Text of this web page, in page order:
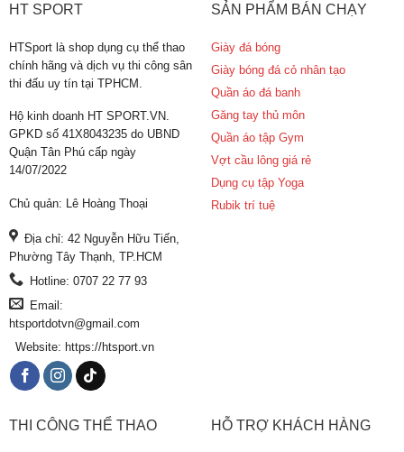
HT SPORT
HTSport là shop dụng cụ thể thao
chính hãng và dịch vụ thi công sân
thi đấu uy tín tại TPHCM.
Hộ kinh doanh HT SPORT.VN.
GPKD số 41X8043235 do UBND
Quận Tân Phú cấp ngày
14/07/2022
Chủ quản: Lê Hoàng Thoại
Địa chỉ: 42 Nguyễn Hữu Tiến,
Phường Tây Thạnh, TP.HCM
Hotline: 0707 22 77 93
Email:
htsportdotvn@gmail.com
Website: https://htsport.vn
SẢN PHẨM BÁN CHẠY
Giày đá bóng
Giày bóng đá cỏ nhân tạo
Quần áo đá banh
Găng tay thủ môn
Quần áo tập Gym
Vợt cầu lông giá rẻ
Dụng cụ tập Yoga
Rubik trí tuệ
THI CÔNG THỂ THAO HỖ TRỢ KHÁCH HÀNG